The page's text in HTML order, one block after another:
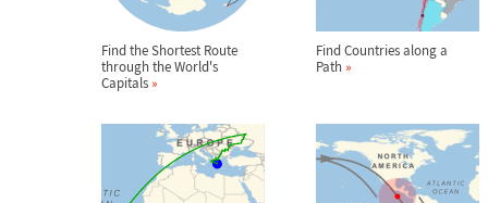
Find the Shortest Route
through the World's
Capitals»
Find Countries along a
Path»